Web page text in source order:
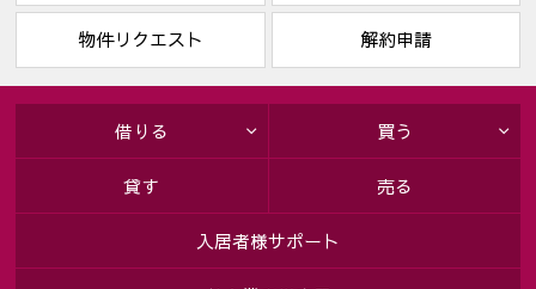
物件リクエスト 解約申請
借りる 買う
貸す 売る
入居者様サポート